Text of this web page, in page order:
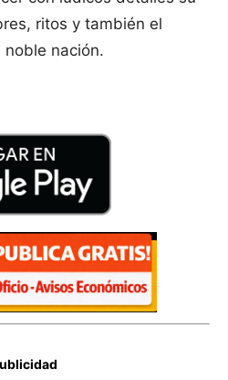
ritos y también el
noble nación.